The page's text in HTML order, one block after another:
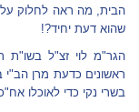
הבית, מה ראה לחלוק על
שהוא דעת יחיד?!
הגר"מ לוי זצ"ל
ראשונים כדעת מרן
בשרי נקי כדי לאוכלו